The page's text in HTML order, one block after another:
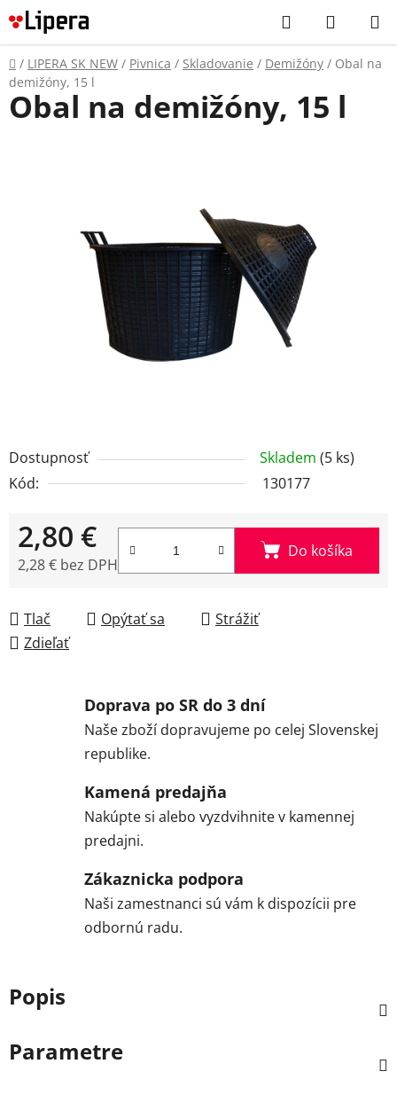
Prejsť
na
obsah
Hľadať
KOŠÍK
Domov
/ LIPERA SK NEW / Pivnica / Skladovanie / Demižóny / Obal na
demižóny, 15 l
Dostupnosť Skladem (5 ks)
Kód:
130177
2,80 €
2,28 € bez DPH
Do košíka
Tlač Opýtať sa
Strážiť
Zdieľať
Obal na demižóny, 15 l
Doprava po SR do 3 dní
Naše zboží dopravujeme po celej Slovenskej
republike.
Kamená predajňa
Nakúpte si alebo vyzdvihnite v kamennej
predajni.
Zákaznicka podpora
Naši zamestnanci sú vám k dispozícii pre
odbornú radu.
Popis
Parametre